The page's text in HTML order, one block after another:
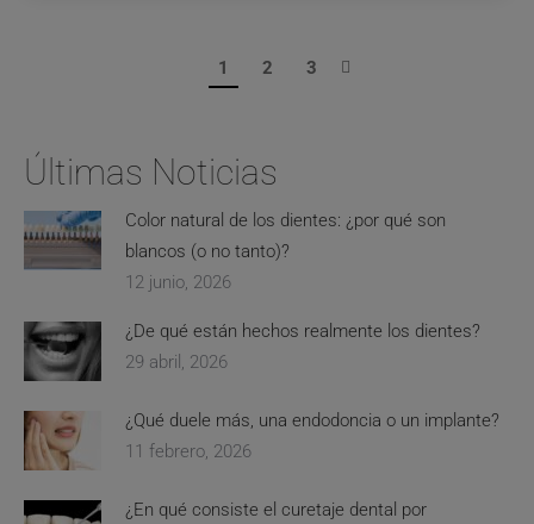
1 2 3
Últimas Noticias
Color natural de los dientes: ¿por qué son
blancos (o no tanto)?
12 junio, 2026
¿De qué están hechos realmente los dientes?
29 abril, 2026
¿Qué duele más, una endodoncia o un implante?
11 febrero, 2026
¿En qué consiste el curetaje dental por